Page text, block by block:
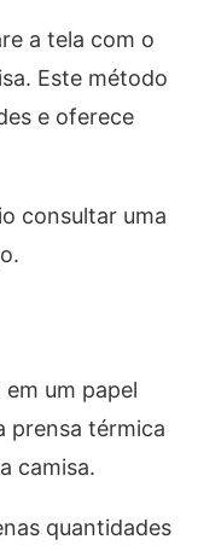
a tela com o
Este método
e oferece
consultar uma
um papel
prensa térmica
camisa.
quantidades